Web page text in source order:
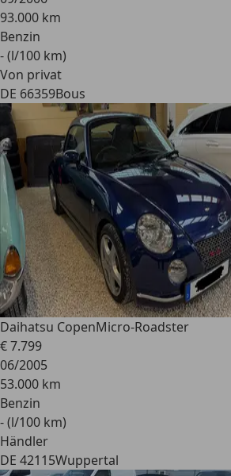
93.000 km
Benzin
- (l/100 km)
Von privat
DE 66359Bous
Daihatsu CopenMicro-Roadster
€ 7.799
06/2005
53.000 km
Benzin
- (l/100 km)
Händler
DE 42115Wuppertal